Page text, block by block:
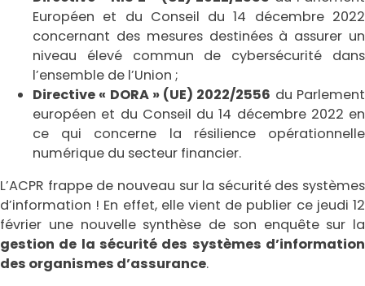
Européen et du Conseil du 14 décembre 2022
concernant des mesures destinées à assurer un
niveau élevé commun de cybersécurité dans
l’ensemble de l’Union ;
Directive « DORA » (UE) 2022/2556 du Parlement
européen et du Conseil du 14 décembre 2022 en
ce qui concerne la résilience opérationnelle
numérique du secteur financier.
L’ACPR frappe de nouveau sur la sécurité des systèmes
d’information ! En effet, elle vient de publier ce jeudi 12
février une nouvelle synthèse de son enquête sur la
gestion de la sécurité des systèmes d’information
des organismes d’assurance.